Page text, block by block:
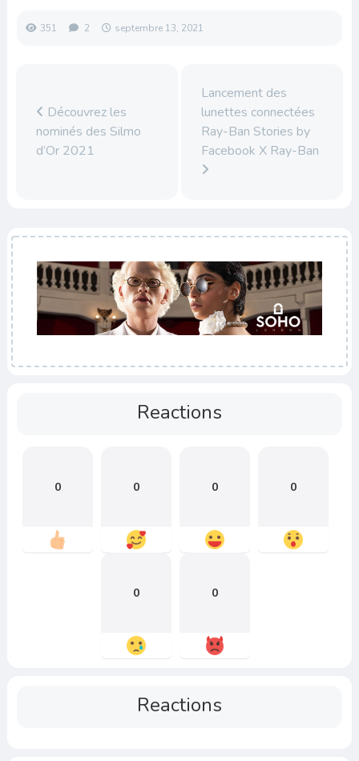
351 2 septembre 13, 2021
Découvrez les
nominés des Silmo
d’Or 2021
Lancement des
lunettes connectées
Ray-Ban Stories by
Facebook X Ray-Ban
Reactions
0 0 0 0
0 0
Reactions